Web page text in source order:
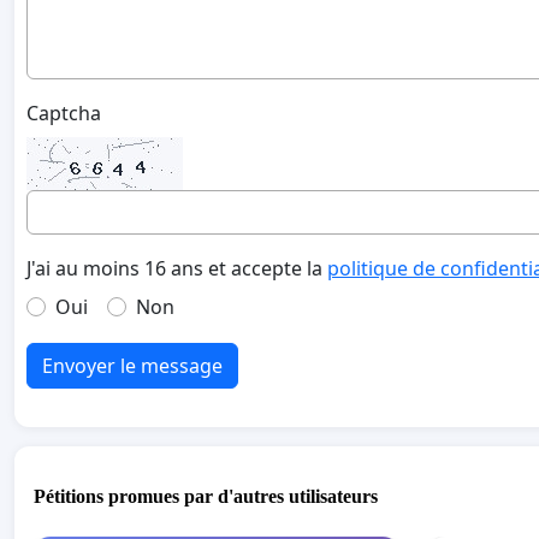
Captcha
J'ai au moins 16 ans et accepte la politique de
Oui
Non
Envoyer le message
Pétitions promues par d'autres utilisateurs